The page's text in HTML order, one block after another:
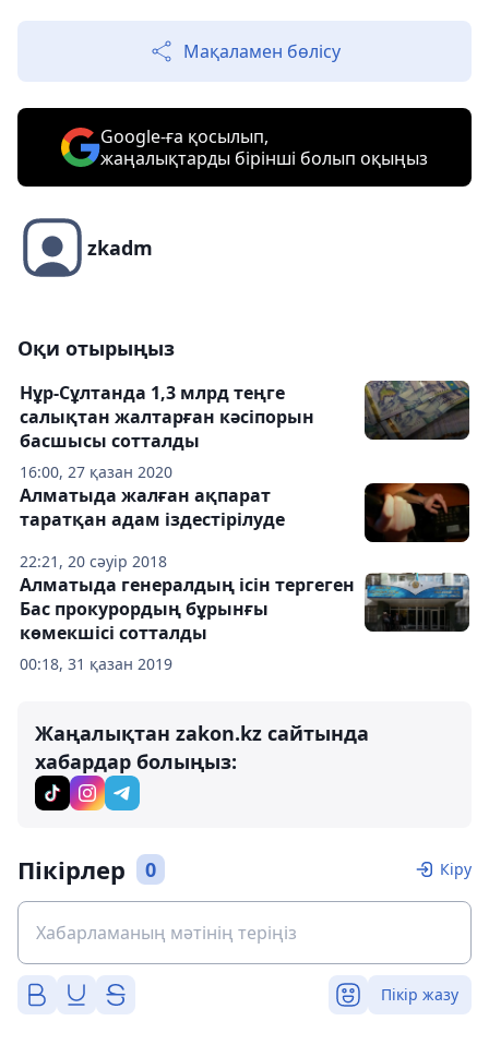
Мақаламен бөлісу
Google-ға қосылып,
жаңалықтарды бірінші болып оқыңыз
zkadm
Оқи отырыңыз
16:00, 27 қазан 2020
Нұр-Сұлтанда 1,3 млрд теңге
салықтан жалтарған кәсіпорын
басшысы сотталды
22:21, 20 сәуір 2018
Алматыда жалған ақпарат
таратқан адам іздестірілуде
00:18, 31 қазан 2019
Алматыда генералдың ісін тергеген
Бас прокурордың бұрынғы
көмекшісі сотталды
Жаңалықтан zakon.kz сайтында
хабардар болыңыз:
Пікірлер 0 Кіру
Пікір жазу